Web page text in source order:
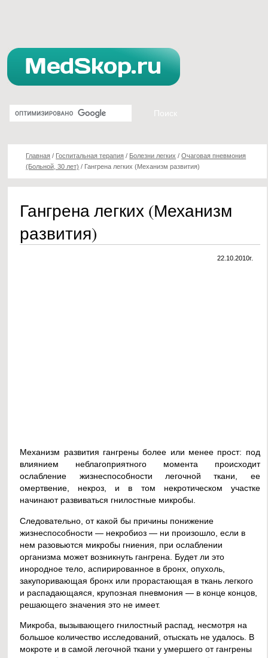
Главная / Госпитальная терапия / Болезни легких /Очаговая пневмония
(Больной, 30 лет) / Гангрена легких (Механизм развития)
Гангрена легких (Механизм
развития)
22.10.2010г.
Механизм развития гангрены более или менее прост: под
влиянием неблагоприятного момента происходит
ослабление жизнеспособности легочной ткани, ее
омертвение, некроз, и в том некротическом участке
начинают развиваться гнилостные микробы.
Следовательно, от какой бы причины понижение
жизнеспособности — некробиоз — ни произошло, если в
нем разовьются микробы гниения, при ослаблении
организма может возникнуть гангрена. Будет ли это
инородное тело, аспирированное в бронх, опухоль,
закупоривающая бронх или прорастающая в ткань легкого
и распадающаяся, крупозная пневмония — в конце концов,
решающего значения это не имеет.
Микроба, вызывающего гнилостный распад, несмотря на
большое количество исследований, отыскать не удалось. В
мокроте и в самой легочной ткани у умершего от гангрены